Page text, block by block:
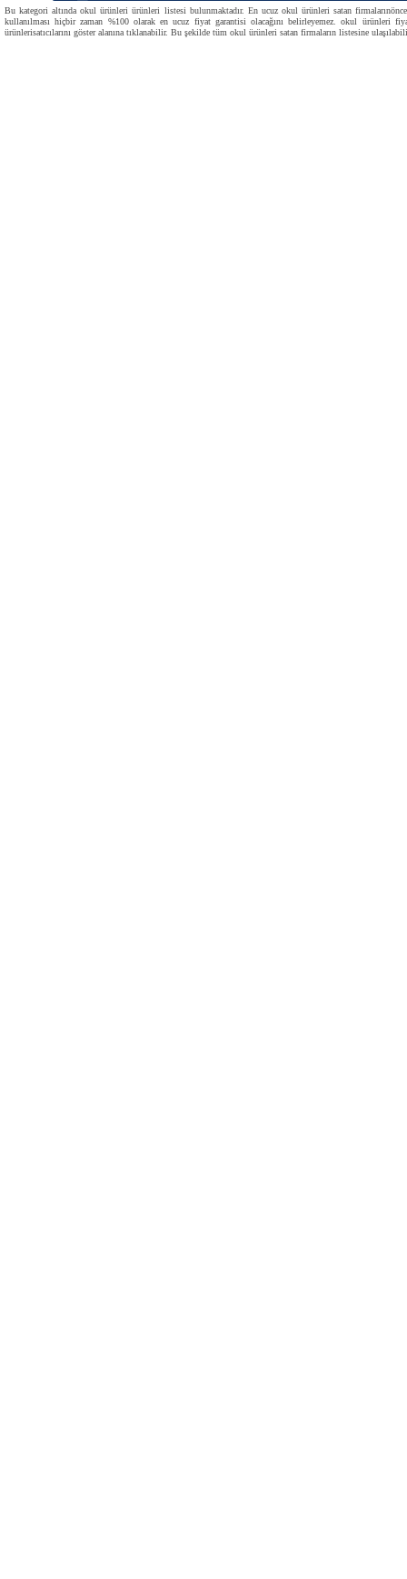
Bu kategori altında okul ürünleri ürünleri listesi bulunmaktadır. En ucuz okul ürünleri satan
kullanılması hiçbir zaman %100 olarak en ucuz fiyat garantisi olacağını belirleyemez. okul
ürünlerisatıcılarını göster alanına tıklanabilir. Bu şekilde tüm okul ürünleri satan firmaların listesine